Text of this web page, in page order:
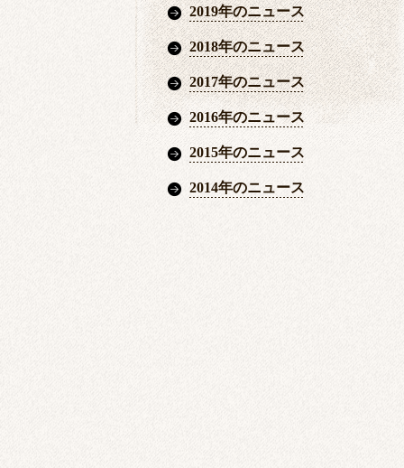
2019年のニュース
2018年のニュース
2017年のニュース
2016年のニュース
2015年のニュース
2014年のニュース